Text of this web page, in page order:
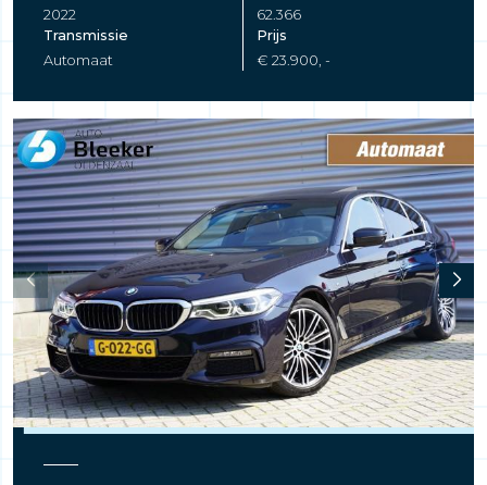
2022
62.366
Transmissie
Automaat
Prijs
€ 23.900, -